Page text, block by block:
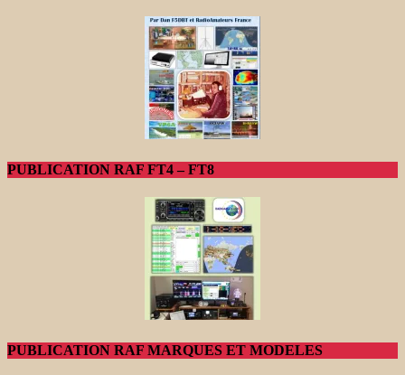
PUBLICATION RAF FT4 – FT8
PUBLICATION RAF MARQUES ET MODELES